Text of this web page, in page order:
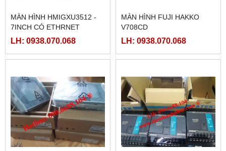
MÀN HÌNH HMIGXU3512 -
7INCH CÓ ETHRNET
LH: 0938.070.068
MÀN HÌNH FUJI HAKKO
V708CD
LH: 0938.070.068